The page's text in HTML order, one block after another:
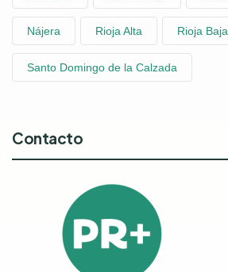
Nájera Rioja Alta Rioja Baja
Santo Domingo de la Calzada
Contacto